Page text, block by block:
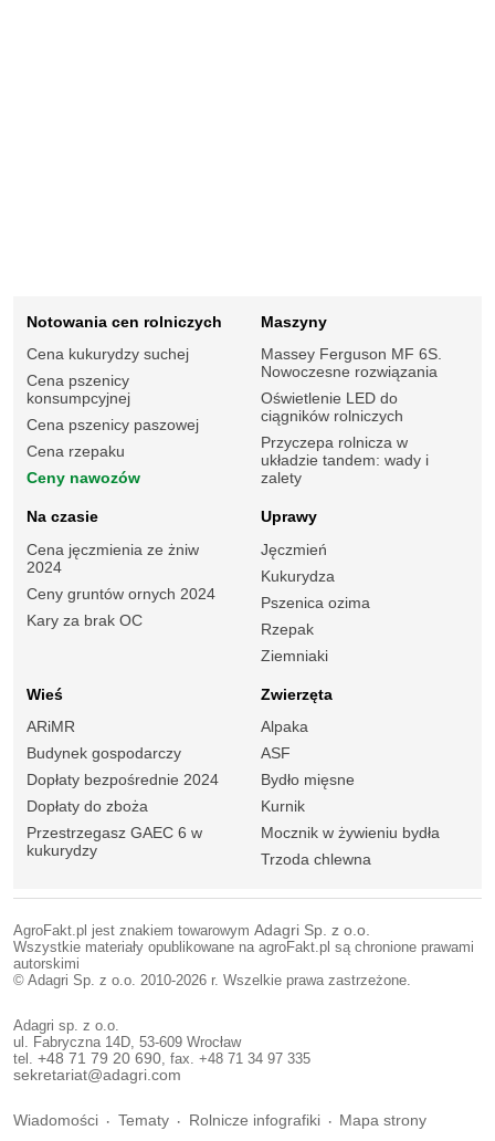
Notowania cen rolniczych
Cena kukurydzy suchej
Cena pszenicy
konsumpcyjnej
Cena pszenicy paszowej
Cena rzepaku
Ceny nawozów
Maszyny
Massey Ferguson MF 6S.
Nowoczesne rozwiązania
Oświetlenie LED do
ciągników rolniczych
Przyczepa rolnicza w
układzie tandem: wady i
zalety
Na czasie
Cena jęczmienia ze żniw
2024
Ceny gruntów ornych 2024
Kary za brak OC
Uprawy
Jęczmień
Kukurydza
Pszenica ozima
Rzepak
Ziemniaki
Wieś
ARiMR
Budynek gospodarczy
Dopłaty bezpośrednie 2024
Dopłaty do zboża
Przestrzegasz GAEC 6 w
kukurydzy
Zwierzęta
Alpaka
ASF
Bydło mięsne
Kurnik
Mocznik w żywieniu bydła
Trzoda chlewna
AgroFakt.pl jest znakiem towarowym Adagri Sp. z o.o.
Wszystkie materiały opublikowane na agroFakt.pl są chronione prawami
autorskimi
© Adagri Sp. z o.o. 2010-2026 r. Wszelkie prawa zastrzeżone.
Adagri sp. z o.o.
ul. Fabryczna 14D, 53-609 Wrocław
tel. +48 71 79 20 690 , fax. +48 71 34 97 335
sekretariat@adagri.com
Wiadomości Tematy Rolnicze infografiki
Mapa strony